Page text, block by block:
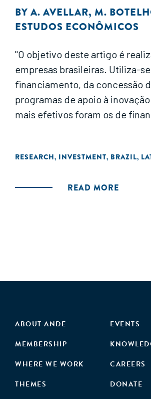
BY A. AVELLAR, M.
ESTUDOS ECONÔMICOS
"O objetivo deste artigo é
empresas brasileiras. Utiliza-
financiamento, da concessão
programas de apoio à
mais efetivos foram os de
RESEARCH, INVESTMENT, BRAZIL,
READ MORE
ABOUT ANDE
MEMBERSHIP
WHERE WE WORK
THEMES
EVENTS
CAREERS
DONATE